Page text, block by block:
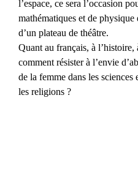
l’espace, ce sera l’occasion
mathématiques et de
d’un plateau de théâtre.
Quant au français, à
comment résister à l’envie
de la femme dans les sciences
les religions ?